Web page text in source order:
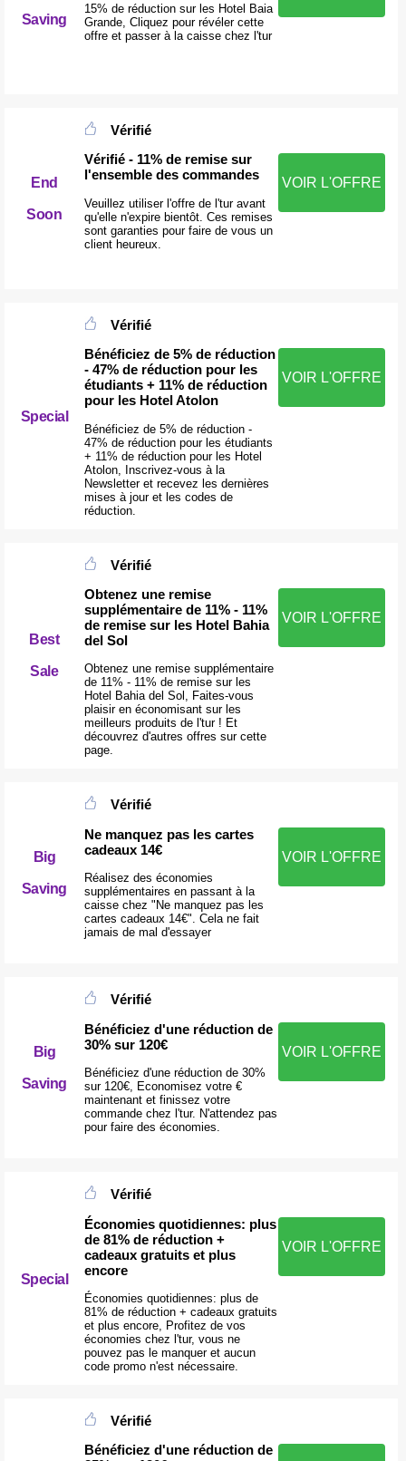
Saving
15% de réduction sur les Hotel Baia
Grande, Cliquez pour révéler cette
offre et passer à la caisse chez l'tur
End
Soon
Vérifié
Vérifié - 11% de remise sur
l'ensemble des commandes
Veuillez utiliser l'offre de l'tur avant
qu'elle n'expire bientôt. Ces remises
sont garanties pour faire de vous un
client heureux.
VOIR L'OFFRE
Special
Vérifié
Bénéficiez de 5% de réduction
- 47% de réduction pour les
étudiants + 11% de réduction
pour les Hotel Atolon
Bénéficiez de 5% de réduction -
47% de réduction pour les étudiants
+ 11% de réduction pour les Hotel
Atolon, Inscrivez-vous à la
Newsletter et recevez les dernières
mises à jour et les codes de
réduction.
VOIR L'OFFRE
Best
Sale
Vérifié
Obtenez une remise
supplémentaire de 11% - 11%
de remise sur les Hotel Bahia
del Sol
Obtenez une remise supplémentaire
de 11% - 11% de remise sur les
Hotel Bahia del Sol, Faites-vous
plaisir en économisant sur les
meilleurs produits de l'tur ! Et
découvrez d'autres offres sur cette
page.
VOIR L'OFFRE
Big
Saving
Vérifié
Ne manquez pas les cartes
cadeaux 14€
Réalisez des économies
supplémentaires en passant à la
caisse chez "Ne manquez pas les
cartes cadeaux 14€". Cela ne fait
jamais de mal d'essayer
VOIR L'OFFRE
Big
Saving
Vérifié
Bénéficiez d'une réduction de
30% sur 120€
Bénéficiez d'une réduction de 30%
sur 120€, Economisez votre €
maintenant et finissez votre
commande chez l'tur. N'attendez pas
pour faire des économies.
VOIR L'OFFRE
Special
Vérifié
Économies quotidiennes: plus
de 81% de réduction +
cadeaux gratuits et plus
encore
Économies quotidiennes: plus de
81% de réduction + cadeaux gratuits
et plus encore, Profitez de vos
économies chez l'tur, vous ne
pouvez pas le manquer et aucun
code promo n'est nécessaire.
VOIR L'OFFRE
Vérifié
Bénéficiez d'une réduction de